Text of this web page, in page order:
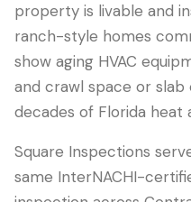
property is livable and
ranch-style homes
show aging HVAC
and crawl space or
decades of Florida heat
Square Inspections
same InterNACHI-